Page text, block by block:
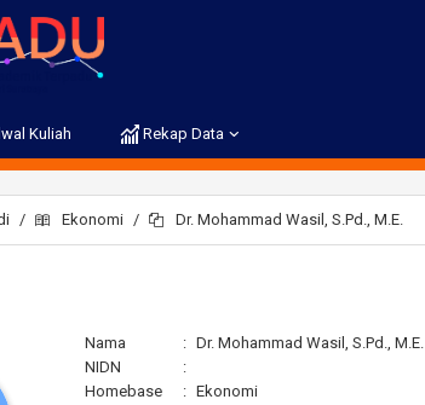
Kuliah Rekap Data
Ekonomi Dr. Mohammad Wasil, S.Pd., M.E.
Nama : Dr. Mohammad Wasil, S.Pd., M.E.
NIDN
:
Homebase
: Ekonomi